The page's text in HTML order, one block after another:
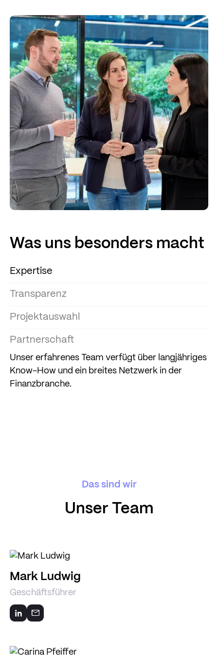
Was uns besonders macht
Expertise
Transparenz
Projektauswahl
Partnerschaft
Unser erfahrenes Team verfügt über langjähriges
Know-How und ein breites Netzwerk in der
Finanzbranche.
Das sind wir
Unser Team
Mark Ludwig
Geschäftsführer